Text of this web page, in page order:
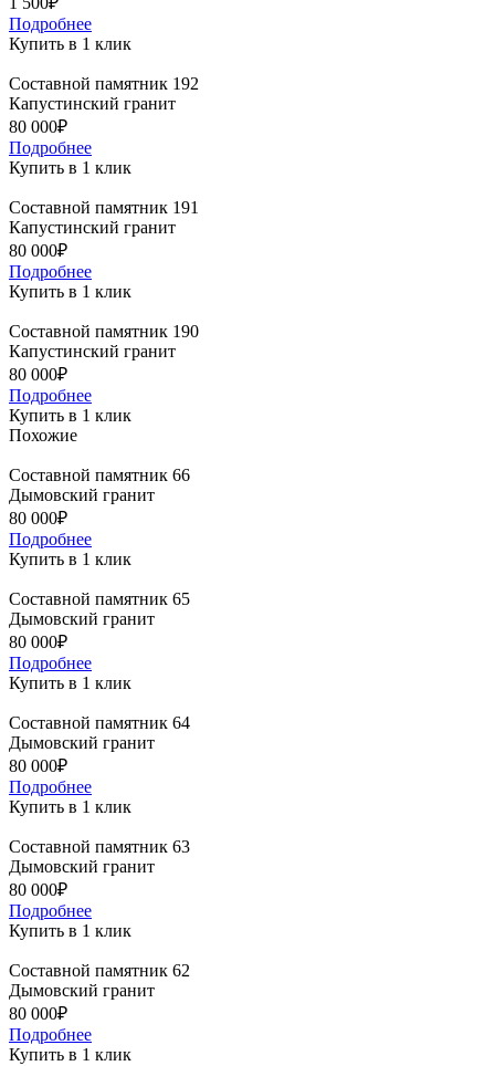
Подробнее
Купить в 1 клик
Составной памятник 192
Капустинский гранит
80 000₽
Подробнее
Купить в 1 клик
Составной памятник 191
Капустинский гранит
80 000₽
Подробнее
Купить в 1 клик
Составной памятник 190
Капустинский гранит
80 000₽
Подробнее
Купить в 1 клик
Похожие
Составной памятник 66
Дымовский гранит
80 000₽
Подробнее
Купить в 1 клик
Составной памятник 65
Дымовский гранит
80 000₽
Подробнее
Купить в 1 клик
Составной памятник 64
Дымовский гранит
80 000₽
Подробнее
Купить в 1 клик
Составной памятник 63
Дымовский гранит
80 000₽
Подробнее
Купить в 1 клик
Составной памятник 62
Дымовский гранит
80 000₽
Подробнее
Купить в 1 клик